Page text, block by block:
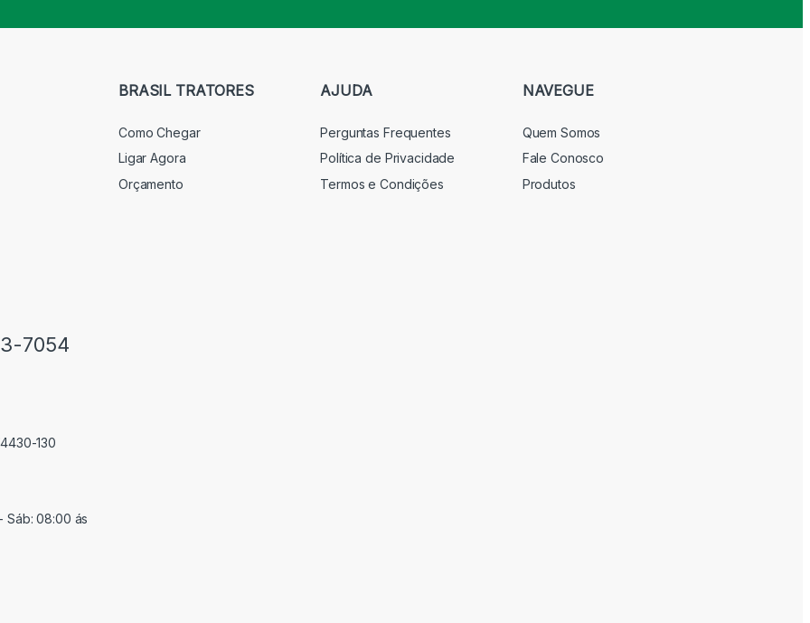
7054
130
Sáb: 08:00 ás
BRASIL TRATORES
Como Chegar
Ligar Agora
Orçamento
AJUDA
Perguntas Frequentes
Política de Privacidade
Termos e Condições
NAVEGUE
Quem Somos
Fale Conosco
Produtos